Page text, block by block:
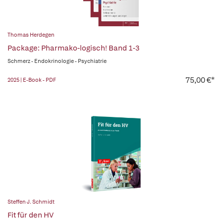
Thomas Herdegen
Package: Pharmako-logisch! Band 1-3
Schmerz - Endokrinologie - Psychiatrie
2025 | E-Book - PDF 75,00 €*
Steffen J. Schmidt
Fit für den HV